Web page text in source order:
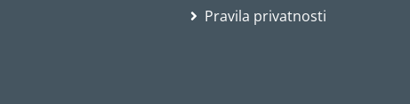
Pravila privatnosti